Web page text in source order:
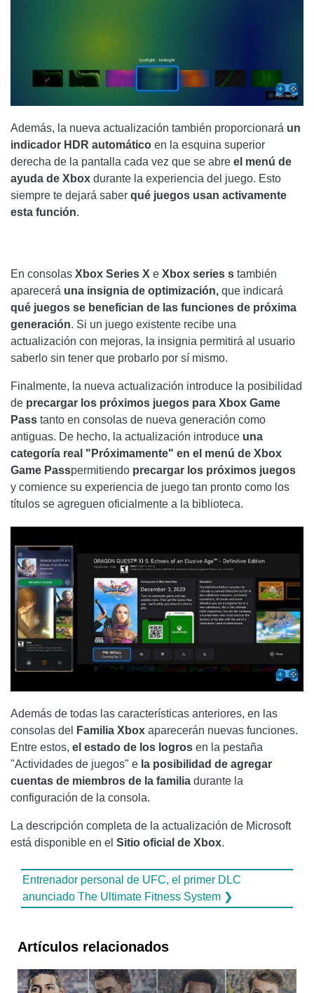
Además, la nueva actualización también proporcionará un
indicador HDR automático en la esquina superior
derecha de la pantalla cada vez que se abre el menú de
ayuda de Xbox durante la experiencia del juego. Esto
siempre te dejará saber qué juegos usan activamente
esta función.
En consolas Xbox Series X e Xbox series s también
aparecerá una insignia de optimización, que indicará
qué juegos se benefician de las funciones de próxima
generación. Si un juego existente recibe una
actualización con mejoras, la insignia permitirá al usuario
saberlo sin tener que probarlo por sí mismo.
Finalmente, la nueva actualización introduce la posibilidad
de precargar los próximos juegos para Xbox Game
Pass tanto en consolas de nueva generación como
antiguas. De hecho, la actualización introduce una
categoría real "Próximamente" en el menú de Xbox
Game Passpermitiendo precargar los próximos juegos
y comience su experiencia de juego tan pronto como los
títulos se agreguen oficialmente a la biblioteca.
Además de todas las características anteriores, en las
consolas del
Familia Xbox aparecerán nuevas funciones.
Entre estos, el estado de los logros en la pestaña
"Actividades de juegos" e la posibilidad de agregar
cuentas de miembros de la familia durante la
configuración de la consola.
La descripción completa de la actualización de Microsoft
está disponible en el Sitio oficial de Xbox.
Entrenador personal de UFC, el primer DLC
anunciado The Ultimate Fitness System ❯
Artículos relacionados